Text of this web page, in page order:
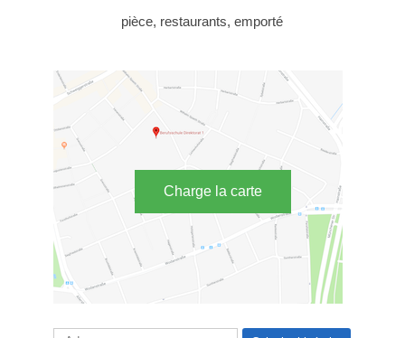
pièce, restaurants, emporté
Charge la carte